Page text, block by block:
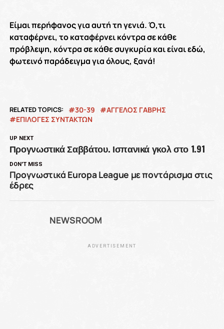
Είμαι περήφανος για αυτή τη γενιά. Ό,τι
καταφέρνει, το καταφέρνει κόντρα σε κάθε
πρόβλεψη, κόντρα σε κάθε συγκυρία και είναι εδώ,
φωτεινό παράδειγμα για όλους, ξανά!
RELATED TOPICS: 30-39
ΑΓΓΕΛΟΣ ΓΑΒΡΗΣ
ΕΠΙΛΟΓΕΣ ΣΥΝΤΑΚΤΩΝ
UP NEXT
Προγνωστικά Σαββάτου. Ισπανικά γκολ στο 1.91
DON'T MISS
Προγνωστικά Europa League με ποντάρισμα στις
έδρες
NEWSROOM
ADVERTISEMENT